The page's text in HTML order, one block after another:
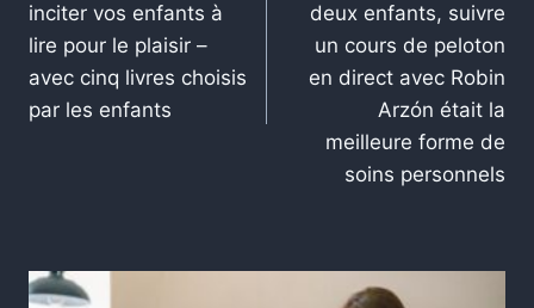
inciter vos enfants à
lire pour le plaisir –
avec cinq livres choisis
par les enfants
deux enfants, suivre
un cours de peloton
en direct avec Robin
Arzón était la
meilleure forme de
soins personnels